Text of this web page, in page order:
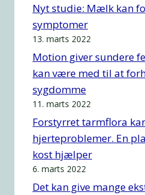
Nyt studie: Mælk kan
symptomer
13. marts 2022
Motion giver sundere
kan være med til at
sygdomme
11. marts 2022
Forstyrret tarmflora
hjerteproblemer. En
kost hjælper
6. marts 2022
Det kan give mange